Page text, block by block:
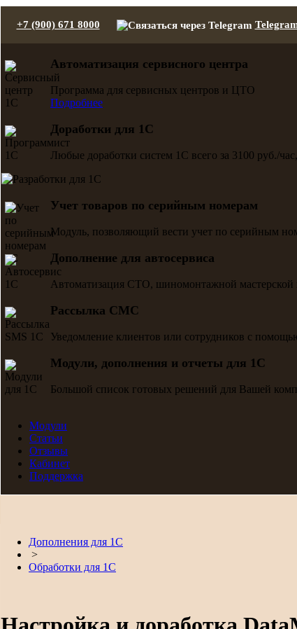
+7 (900) 671 8000
Автоматизация сервисного центра
Программа для сервисных центров и ЦТО
Подробнее
Доработки для 1С
Любые доработки систем 1С всего за 3100 руб./
Учет товаров по серийным номерам
Модуль, позволяющий вести учет по серийным
Дополнение для автосервиса
Автоматизация СТО, шиномонтажной
Рассылка СМС
Уведомление клиентов или сотрудников с
Модули, дополнения и отчеты для 1С
Большой список готовых решений для Вашей
Модули
Статьи
Отзывы
Кабинет
Поддержка
Дополнения для 1С
>
Обработки для 1С